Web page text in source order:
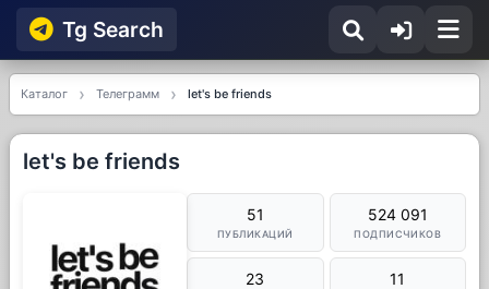
Tg Searсh
Каталог Телеграмм let's be friends
let's be friends
51
ПУБЛИКАЦИЙ
524 091
ПОДПИСЧИКОВ
23 11